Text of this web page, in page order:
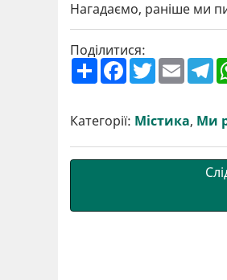
Нагадаємо, раніше ми
Поділитися:
П
о
р
и
F
a
b
o
T
w
t
e
E
m
l
T
e
g
r
Категорії: Містика, Ми